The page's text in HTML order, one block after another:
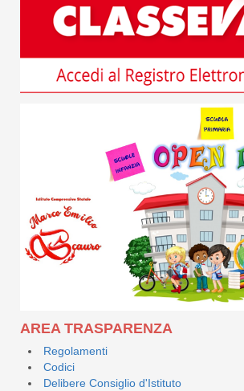
AREA TRASPARENZA
Regolamenti
Codici
Delibere Consiglio d'Istituto